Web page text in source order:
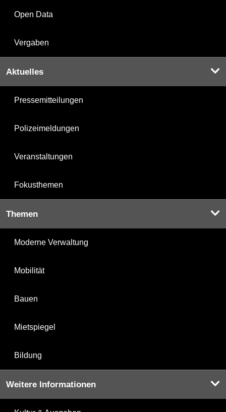
Open Data
Vergaben
Aktuelles
Pressemitteilungen
Polizeimeldungen
Veranstaltungen
Fokusthemen
Themen
Moderne Verwaltung
Mobilität
Bauen
Mietspiegel
Bildung
Weitere Informationen